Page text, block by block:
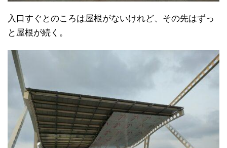
入口すぐとのころは屋根がないけれど、その先はずっ
と屋根が続く。